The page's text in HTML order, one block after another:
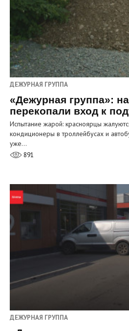
ДЕЖУРНАЯ ГРУППА
«Дежурная группа»:
перекопали вход к
Испытание жарой: красноярцы
кондиционеры в троллейбусах и
уже…
891
ДЕЖУРНАЯ ГРУППА